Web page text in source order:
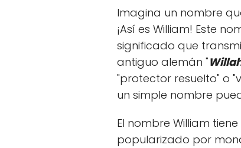
Imagina un nombre
¡Así es William! Este
significado que
antiguo alemán "
"protector resuelto" o
un simple nombre
El nombre William
popularizado por